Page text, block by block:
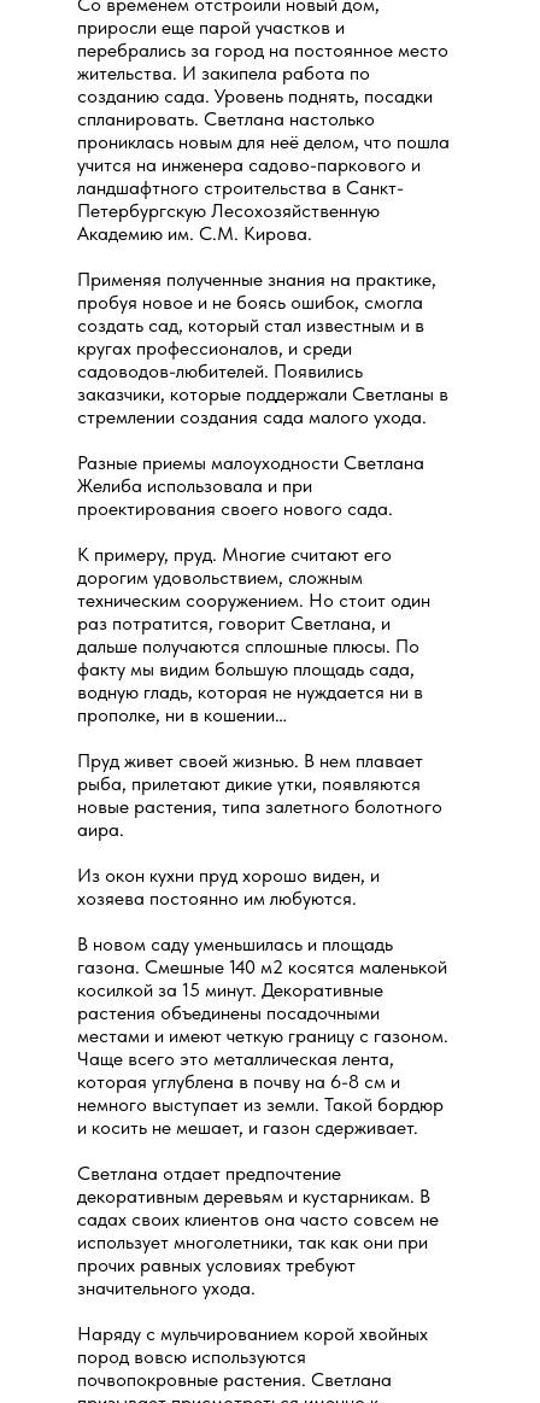
приросли еще парой участков и
перебрались за город на постоянное место
жительства. И закипела работа по
созданию сада. Уровень поднять, посадки
спланировать. Светлана настолько
прониклась новым для неё делом, что пошла
учится на инженера садово-паркового и
ландшафтного строительства в Санкт-
Петербургскую Лесохозяйственную
Академию им. С.М. Кирова.
Применяя полученные знания на практике,
пробуя новое и не боясь ошибок, смогла
создать сад, который стал известным и в
кругах профессионалов, и среди
садоводов-любителей. Появились
заказчики, которые поддержали Светланы в
стремлении создания сада малого ухода.
Разные приемы малоуходности Светлана
Желиба использовала и при
проектирования своего нового сада.
К примеру, пруд. Многие считают его
дорогим удовольствием, сложным
техническим сооружением. Но стоит один
раз потратится, говорит Светлана, и
дальше получаются сплошные плюсы. По
факту мы видим большую площадь сада,
водную гладь, которая не нуждается ни в
прополке, ни в кошении…
Пруд живет своей жизнью. В нем плавает
рыба, прилетают дикие утки, появляются
новые растения, типа залетного болотного
аира.
Из окон кухни пруд хорошо виден, и
хозяева постоянно им любуются.
В новом саду уменьшилась и площадь
газона. Смешные 140 м2 косятся маленькой
косилкой за 15 минут. Декоративные
растения объединены посадочными
местами и имеют четкую границу с газоном.
Чаще всего это металлическая лента,
которая углублена в почву на 6-8 см и
немного выступает из земли. Такой бордюр
и косить не мешает, и газон сдерживает.
Светлана отдает предпочтение
декоративным деревьям и кустарникам. В
садах своих клиентов она часто совсем не
использует многолетники, так как они при
прочих равных условиях требуют
значительного ухода.
Наряду с мульчированием корой хвойных
пород вовсю используются
почвопокровные растения. Светлана